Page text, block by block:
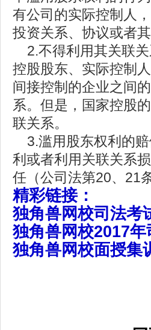
有公司的实际控制人
投资关系、协议或者
2.不得利用其关联关
控股股东、实际控制
间接控制的企业之间
系。但是，国家控股
联关系。
3.滥用股东权利的赔
利或者利用关联关系
任（公司法第20、21条
精彩链接：
独角兽网校司法考
独角兽网校2017年
独角兽网校面授集